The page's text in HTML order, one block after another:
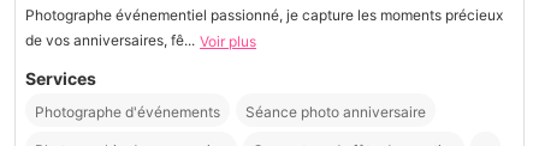
Photographe événementiel passionné, je capture les moments précieux
de vos anniversaires, fê... Voir plus
Services
Photographe d'événements Séance photo anniversaire